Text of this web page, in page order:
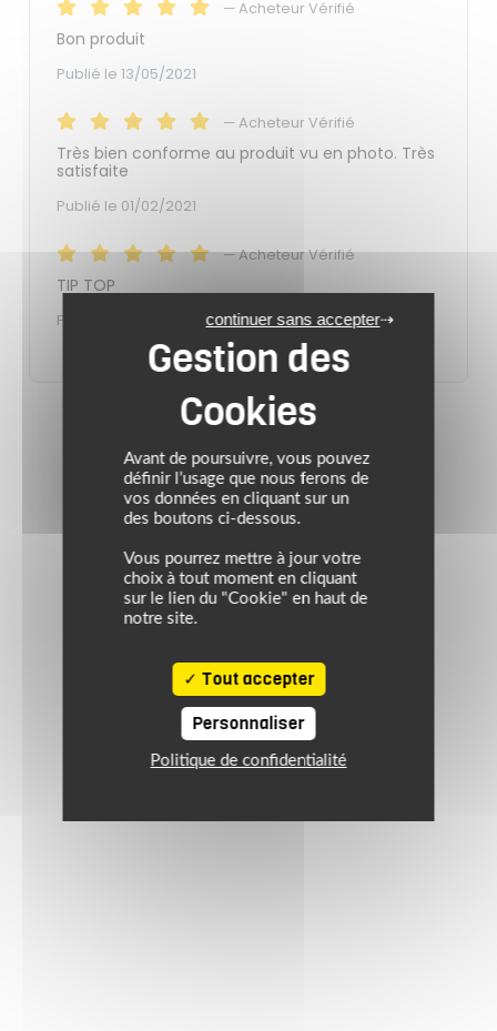
—Acheteur Vérifié
Bon produit
Publié le 13/05/2021
—Acheteur Vérifié
Très bien conforme au produit vu en photo. Très
satisfaite
Publié le 01/02/2021
—Acheteur Vérifié
TIP TOP
Publié le 11/09/2020
Avant de poursuivre, vous pouvez
définir l’usage que nous ferons de
vos données en cliquant sur un
des boutons ci-dessous.
Vous pourrez mettre à jour votre
choix à tout moment en cliquant
sur le lien du "Cookie" en haut de
notre site.
Tout accepter
continuer sans accepter
Personnaliser
Politique de confidentialité